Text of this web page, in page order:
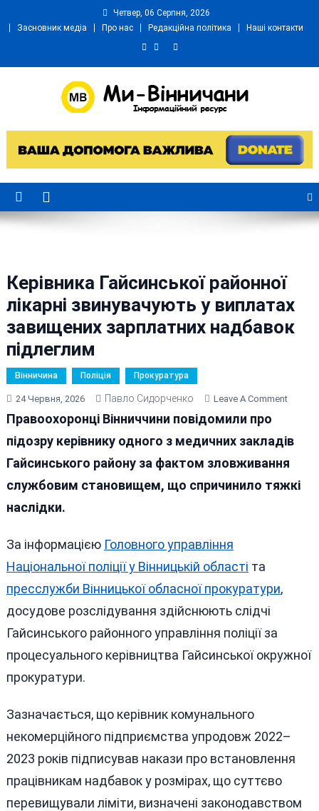
Четвер, 06 Серпня, 2026
Засновник медіа
Про нас Редакційна політика Наші контакти
Ми Вінничани
Керівника Гайсинської районної
лікарні звинувачують у виплатах
завищених зарплатних надбавок
підлеглим
Вінничина Поліція Прокуратура
24 Червня, 2026 Павло Сидорченко Leave A CommentOn
Лікарні
Правоохоронці Вінниччини повідомили про
підозру керівнику одного з медичних закладів
Гайсинського району за фактом зловживання
службовим становищем, що спричинило тяжкі
наслідки.
За інформацією Головного управління
Національної поліції у Вінницькій області та
пресслужби Вінницької обласної прокуратури,
досудове розслідування здійснюють слідчі
Гайсинського районного управління поліції за
процесуального керівництва Гайсинської окружної
прокуратури.
Зазначається, що керівник комунального
некомерційного підприємства упродовж 2022–
2023 років підписував накази про встановлення
працівникам надбавок у розмірах, що суттєво
перевищували ліміти, визначені законодавством